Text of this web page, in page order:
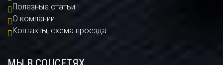
Полезные статьи
О компании
Контакты, схема проезда